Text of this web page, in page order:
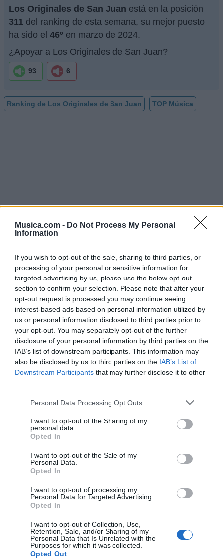
Musica.com - Do Not Process My Personal
Information
If you wish to opt-out of the sale, sharing to third parties, or
processing of your personal or sensitive information for
targeted advertising by us, please use the below opt-out
section to confirm your selection. Please note that after your
opt-out request is processed you may continue seeing
interest-based ads based on personal information utilized by
us or personal information disclosed to third parties prior to
your opt-out. You may separately opt-out of the further
disclosure of your personal information by third parties on the
IAB’s list of downstream participants. This information may
also be disclosed by us to third parties on the IAB’s List of
Downstream Participants that may further disclose it to other
Personal Data Processing Opt Outs
I want to opt-out of the Sharing of my
personal data.
Opted In
I want to opt-out of the Sale of my
Personal Data.
Opted In
I want to opt-out of processing my
Personal Data for Targeted Advertising.
Opted In
I want to opt-out of Collection, Use,
Retention, Sale, and/or Sharing of my
Personal Data that Is Unrelated with the
Purposes for which it was collected.
Opted Out
Los Originales de San Juan está en la posición
311 del ranking de esta semana, su mejor puesto
ha sido el 46º en marzo de 2024.
¿Apoyar a Los Originales de San Juan?
93 6
Ranking de Los Originales de San Juan TOP Música
Música Relacionada
Banda Pelillos
OV7
La Leyenda
Pedro Fernández
Playa Limbo